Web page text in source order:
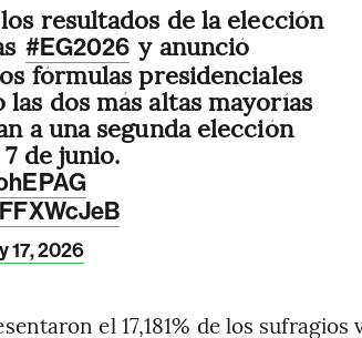
resultados de la elección
#EG2026 y anunció
fórmulas presidenciales
dos más altas mayorías
a una segunda elección
de junio.
17, 2026
el 17,181% de los sufragios